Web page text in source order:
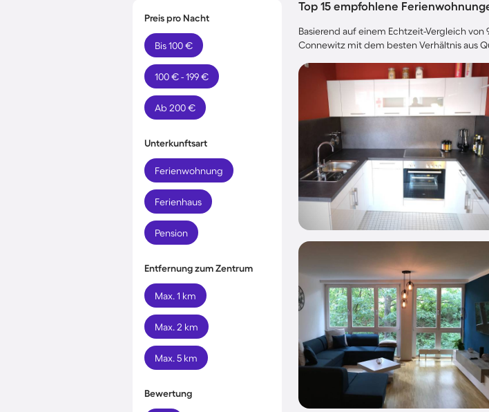
Preis pro Nacht
Bis 100 €
100 € - 199 €
Ab 200 €
Unterkunftsart
Ferienwohnung
Ferienhaus
Pension
Entfernung zum Zentrum
Max. 1 km
Max. 2 km
Max. 5 km
Bewertung
Top 15 empfohlene
Basierend auf einem Echtzeit-Vergleich
Connewitz mit dem besten Verhältnis aus